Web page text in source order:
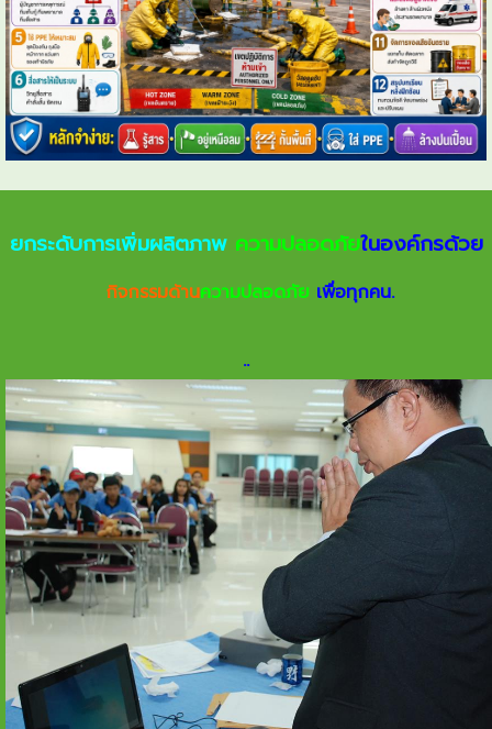
ยกระดับการเพิ่มผลิตภาพความปลอดภัยในองค์กรด้วย
กิจกรรมด้านความปลอดภัย เพื่อทุกคน.
..